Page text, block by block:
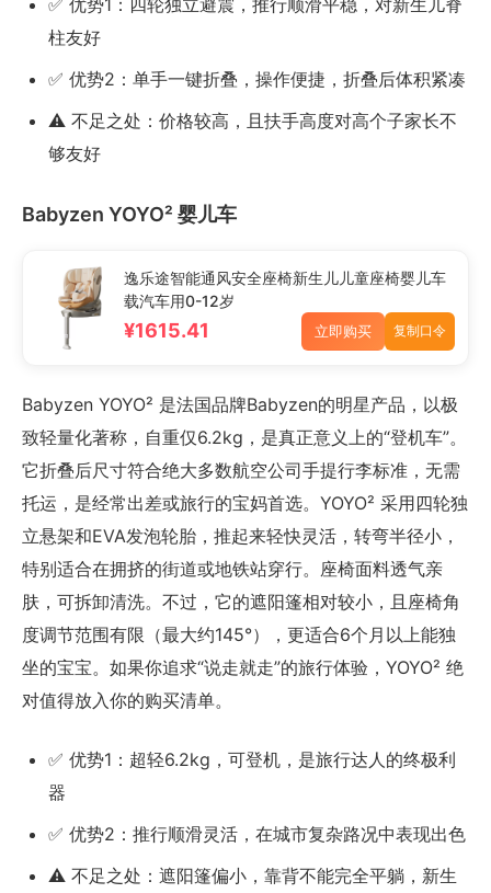
✅ 优势1：四轮独立避震，推行顺滑平稳，对新生儿脊
柱友好
✅ 优势2：单手一键折叠，操作便捷，折叠后体积紧凑
⚠️ 不足之处：价格较高，且扶手高度对高个子家长不
够友好
Babyzen YOYO² 婴儿车
逸乐途智能通风安全座椅新生儿儿童座椅婴儿车
载汽车用0-12岁
¥1615.41 立即购买 复制口令
Babyzen YOYO² 是法国品牌Babyzen的明星产品，以极
致轻量化著称，自重仅6.2kg，是真正意义上的“登机车”。
它折叠后尺寸符合绝大多数航空公司手提行李标准，无需
托运，是经常出差或旅行的宝妈首选。YOYO² 采用四轮独
立悬架和EVA发泡轮胎，推起来轻快灵活，转弯半径小，
特别适合在拥挤的街道或地铁站穿行。座椅面料透气亲
肤，可拆卸清洗。不过，它的遮阳篷相对较小，且座椅角
度调节范围有限（最大约145°），更适合6个月以上能独
坐的宝宝。如果你追求“说走就走”的旅行体验，YOYO² 绝
对值得放入你的购买清单。
✅ 优势1：超轻6.2kg，可登机，是旅行达人的终极利
器
✅ 优势2：推行顺滑灵活，在城市复杂路况中表现出色
⚠️ 不足之处：遮阳篷偏小，靠背不能完全平躺，新生